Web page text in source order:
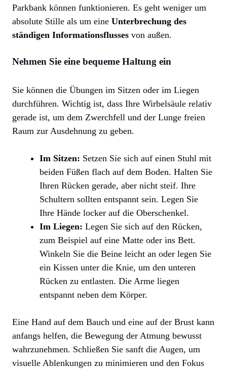
Parkbank können funktionieren. Es geht weniger um
absolute Stille als um eine Unterbrechung des
ständigen Informationsflusses von außen.
Nehmen Sie eine bequeme Haltung ein
Sie können die Übungen im Sitzen oder im Liegen
durchführen. Wichtig ist, dass Ihre Wirbelsäule relativ
gerade ist, um dem Zwerchfell und der Lunge freien
Raum zur Ausdehnung zu geben.
Im Sitzen: Setzen Sie sich auf einen Stuhl mit
beiden Füßen flach auf dem Boden. Halten Sie
Ihren Rücken gerade, aber nicht steif. Ihre
Schultern sollten entspannt sein. Legen Sie
Ihre Hände locker auf die Oberschenkel.
Im Liegen: Legen Sie sich auf den Rücken,
zum Beispiel auf eine Matte oder ins Bett.
Winkeln Sie die Beine leicht an oder legen Sie
ein Kissen unter die Knie, um den unteren
Rücken zu entlasten. Die Arme liegen
entspannt neben dem Körper.
Eine Hand auf dem Bauch und eine auf der Brust kann
anfangs helfen, die Bewegung der Atmung bewusst
wahrzunehmen. Schließen Sie sanft die Augen, um
visuelle Ablenkungen zu minimieren und den Fokus